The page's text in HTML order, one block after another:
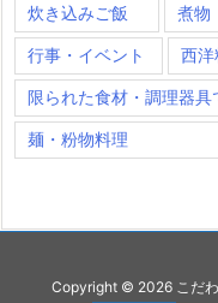
炊き込みご飯 煮物
行事・イベント 西洋
限られた食材・調理器具
麺・粉物料理
Copyright © 2026 こだ